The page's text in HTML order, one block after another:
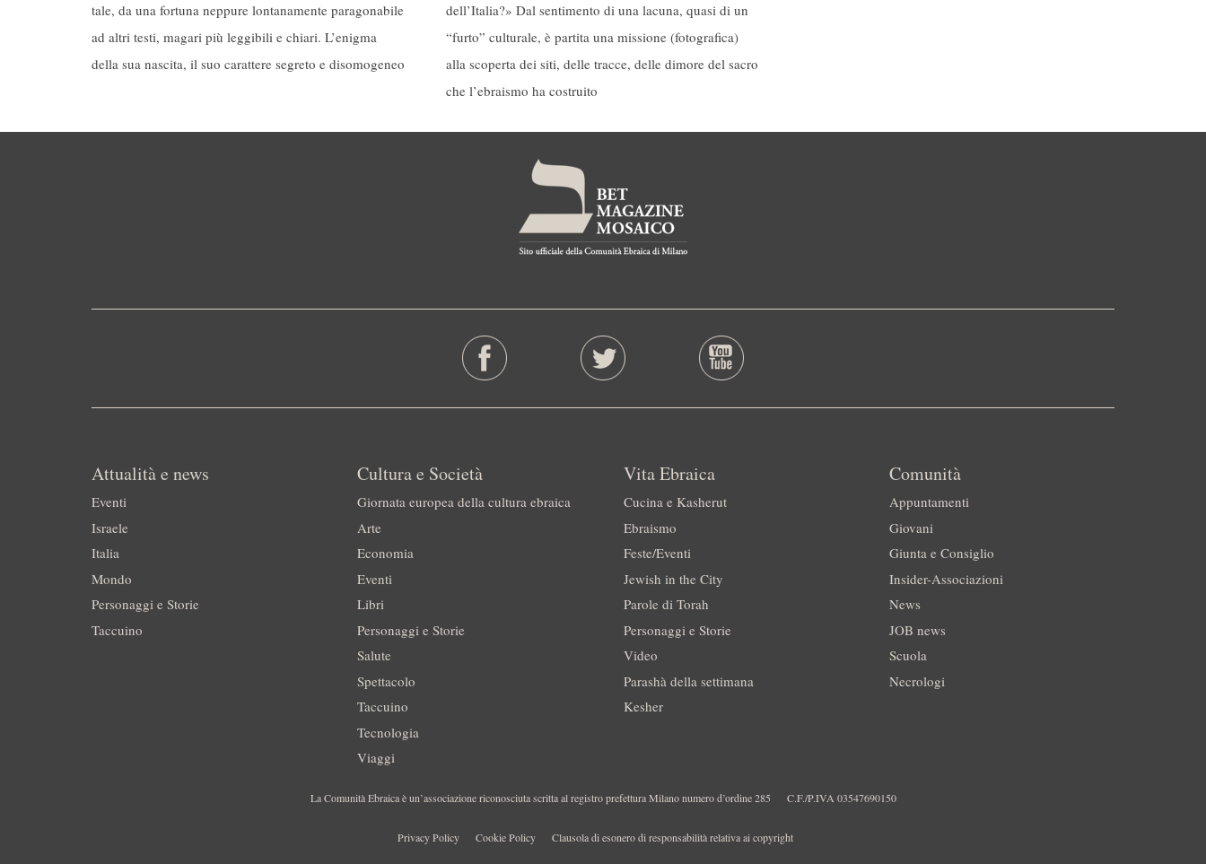
tale, da una fortuna neppure lontanamente paragonabile
ad altri testi, magari più leggibili e chiari. L’enigma
della sua nascita, il suo carattere segreto e disomogeneo
dell’Italia?» Dal sentimento di una lacuna, quasi di un
“furto” culturale, è partita una missione (fotografica)
alla scoperta dei siti, delle tracce, delle dimore del sacro
che l’ebraismo ha costruito
Attualità e news
Eventi
Israele
Italia
Mondo
Personaggi e Storie
Taccuino
Cultura e Società
Giornata europea della cultura ebraica
Arte
Economia
Eventi
Libri
Personaggi e Storie
Salute
Spettacolo
Taccuino
Tecnologia
Viaggi
Vita Ebraica
Cucina e Kasherut
Ebraismo
Feste/Eventi
Jewish in the City
Parole di Torah
Personaggi e Storie
Video
Parashà della settimana
Kesher
Comunità
Appuntamenti
Giovani
Giunta e Consiglio
Insider-Associazioni
News
JOB news
Scuola
Necrologi
La Comunità Ebraica è un’associazione riconosciuta scritta al registro prefettura Milano numero d’ordine 285 C.F./P.IVA 03547690150
Privacy Policy Cookie Policy Clausola di esonero di responsabilità relativa ai copyright